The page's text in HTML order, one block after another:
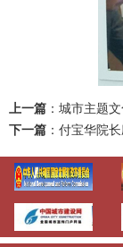
上一篇 ： 城市主题
下一篇 ： 付宝华院